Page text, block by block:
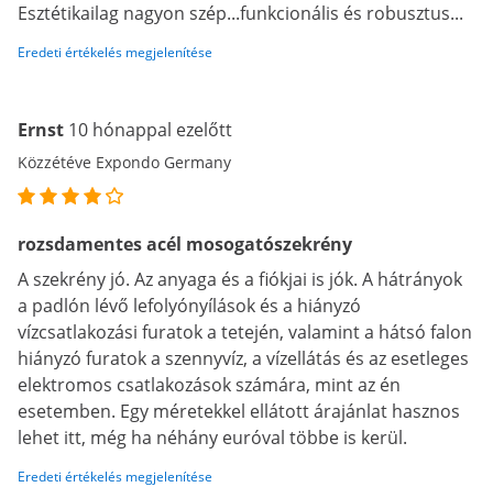
Esztétikailag nagyon szép...funkcionális és robusztus...
Eredeti értékelés megjelenítése
Ernst 10 hónappal ezelőtt
Közzétéve Expondo Germany
rozsdamentes acél mosogatószekrény
A szekrény jó. Az anyaga és a fiókjai is jók. A hátrányok
a padlón lévő lefolyónyílások és a hiányzó
vízcsatlakozási furatok a tetején, valamint a hátsó falon
hiányzó furatok a szennyvíz, a vízellátás és az esetleges
elektromos csatlakozások számára, mint az én
esetemben. Egy méretekkel ellátott árajánlat hasznos
lehet itt, még ha néhány euróval többe is kerül.
Eredeti értékelés megjelenítése